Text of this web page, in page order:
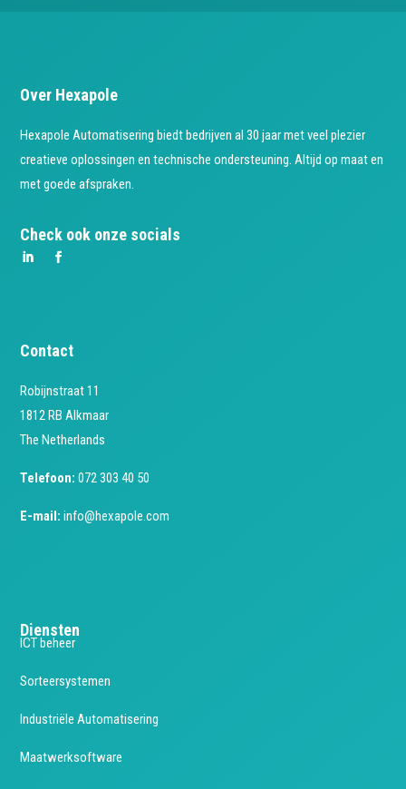
Over Hexapole
Hexapole Automatisering biedt bedrijven al 30 jaar met veel plezier
creatieve oplossingen en technische ondersteuning. Altijd op maat en
met goede afspraken.
Check ook onze socials
Contact
Robijnstraat 11
1812 RB Alkmaar
The Netherlands
Telefoon: 072 303 40 50
E-mail: info@hexapole.com
Diensten
ICT beheer
Sorteersystemen
Industriële Automatisering
Maatwerksoftware